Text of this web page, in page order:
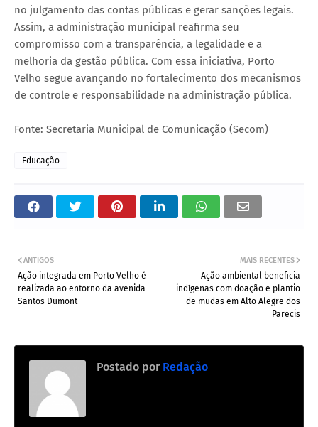
no julgamento das contas públicas e gerar sanções legais.
Assim, a administração municipal reafirma seu
compromisso com a transparência, a legalidade e a
melhoria da gestão pública. Com essa iniciativa, Porto
Velho segue avançando no fortalecimento dos mecanismos
de controle e responsabilidade na administração pública.
Fonte: Secretaria Municipal de Comunicação (Secom)
Educação
MAIS RECENTES
Ação ambiental beneficia
indígenas com doação e plantio
de mudas em Alto Alegre dos
Parecis
ANTIGOS
Ação integrada em Porto Velho é
realizada ao entorno da avenida
Santos Dumont
Postado por Redação